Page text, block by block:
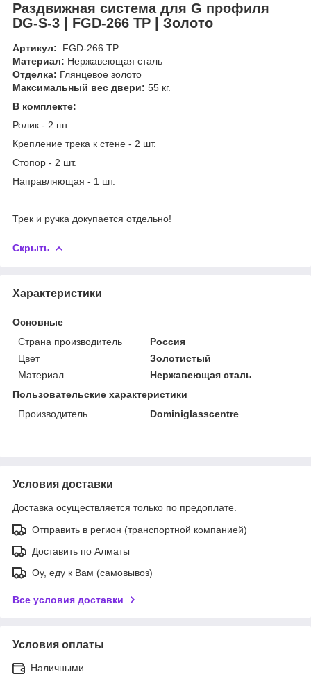
Раздвижная система для G профиля
DG-S-3 | FGD-266 TP | Золото
Артикул: FGD-266 TP
Материал: Нержавеющая сталь
Отделка: Глянцевое золото
Максимальный вес двери: 55 кг.
В комплекте:
Ролик - 2 шт.
Крепление трека к стене - 2 шт.
Стопор - 2 шт.
Направляющая - 1 шт.
Трек и ручка докупается отдельно!
Скрыть
Характеристики
Основные
Страна производитель
Россия
Цвет
Золотистый
Материал
Нержавеющая сталь
Пользовательские характеристики
Производитель
Dominiglasscentre
Условия доставки
Доставка осуществляется только по предоплате.
Отправить в регион (транспортной компанией)
Доставить по Алматы
Оу, еду к Вам (самовывоз)
Все условия доставки
Условия оплаты
Наличными